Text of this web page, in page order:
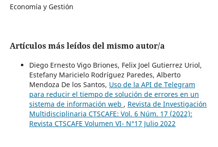
Economía y Gestión
Artículos más leídos del mismo autor/a
Diego Ernesto Vigo Briones, Felix Joel Gutierrez Uriol,
Estefany Maricielo Rodríguez Paredes, Alberto
Mendoza De los Santos, Uso de la API de Telegram
para reducir el tiempo de solución de errores en un
sistema de información web , Revista de Investigación
Multidisciplinaria CTSCAFE: Vol. 6 Núm. 17 (2022):
Revista CTSCAFE Volumen VI- N°17 Julio 2022